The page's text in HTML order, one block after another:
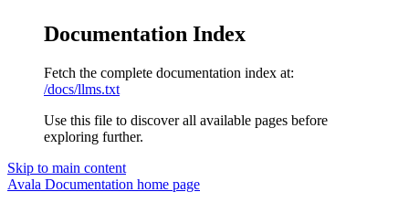
Documentation Index
Fetch the complete documentation index at:
/docs/llms.txt
Use this file to discover all available pages before
exploring further.
Skip to main content
Avala Documentation home page